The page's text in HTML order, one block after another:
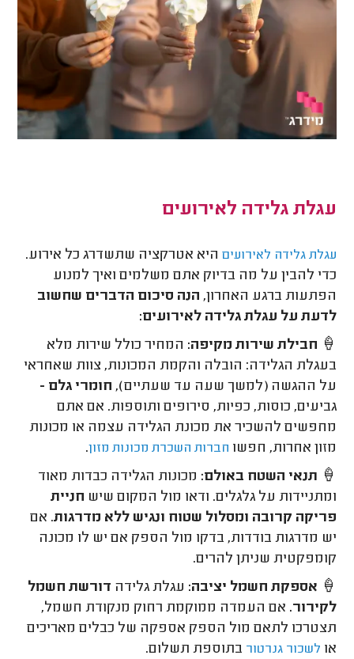
עגלת גלידה לאירועים
עגלת גלידה לאירועים היא אטרקציה שתשדרג כל אירוע.
כדי להבין על מה בדיוק אתם משלמים ואיך למנוע
הפתעות ברגע האחרון, הנה סיכום הדברים שחשוב
לדעת על עגלת גלידה לאירועים:
🍦 חבילת שירות מקיפה: המחיר כולל שירות מלא
בעגלת הגלידה: הובלה והקמת המכונות, צוות שאחראי
על ההגשה (למשך שעה עד שעתיים), חומרי גלם -
גביעים, כוסות, כפיות, סירופים ותוספות. אם אתם
מחפשים להשכיר את מכונת הגלידה עצמה או מכונות
מזון אחרות, חפשו חברות השכרת מכונות מזון.
🍦 תנאי השטח באולם: מכונות הגלידה כבדות מאוד
ומתניידות על גלגלים. ודאו מול המקום שיש חניית
פריקה קרובה ומסלול שטוח ונגיש ללא מדרגות. אם
יש מדרגות בודדות, בדקו מול הספק אם יש לו מכונה
קומפקטית שניתן להרים.
🍦 אספקת חשמל יציבה: עגלת גלידה דורשת חשמל
לקירור. אם העמדה ממוקמת רחוק מנקודת חשמל,
תצטרכו לתאם מול הספק אספקה של כבלים מאריכים
או לשכור גנרטור בתוספת תשלום.